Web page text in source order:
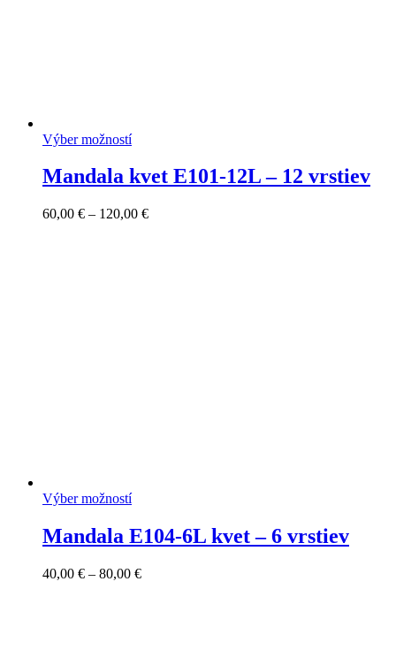
Výber možností
Mandala kvet E101-12L – 12 vrstiev
60,00 € – 120,00 €Price
Výber možností
Mandala E104-6L kvet – 6 vrstiev
40,00 € – 80,00 €Price